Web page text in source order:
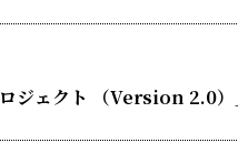
ロジェクト （Version 2.0